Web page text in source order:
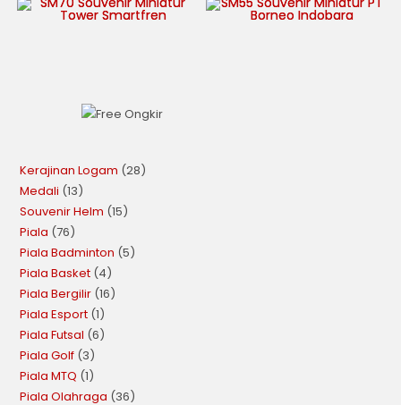
Kerajinan Logam 28
Medali 13
Souvenir Helm 15
Piala 76
Piala Badminton 5
Piala Basket 4
Piala Bergilir 16
Piala Esport 1
Piala Futsal 6
Piala Golf 3
Piala MTQ 1
Piala Olahraga 36